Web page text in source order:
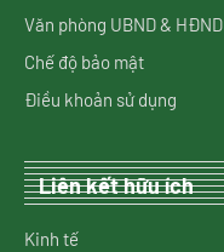
Văn phòng UBND & HĐND
Chế độ bảo mật
Điều khoản sử dụng
Liên kết hữu ích
Kinh tế